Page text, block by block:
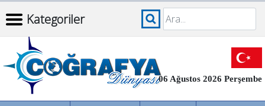
Kategoriler
06 Ağustos 2026 Perşembe